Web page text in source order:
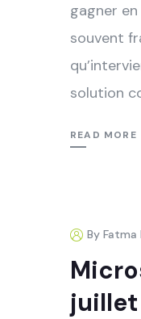
gagner
souvent
solution
READ MORE
By Fatma
juillet